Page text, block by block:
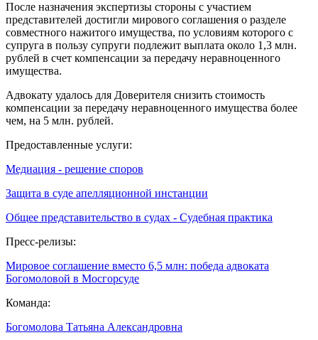
После назначения экспертизы стороны с участием
представителей достигли мирового соглашения о разделе
совместного нажитого имущества, по условиям которого с
супруга в пользу супруги подлежит выплата около 1,3 млн.
рублей в счет компенсации за передачу неравноценного
имущества.
Адвокату удалось для Доверителя снизить стоимость
компенсации за передачу неравноценного имущества более
чем, на 5 млн. рублей.
Предоставленные услуги:
Медиация - решение споров
Защита в суде апелляционной инстанции
Общее представительство в судах - Судебная практика
Пресс-релизы:
Мировое соглашение вместо 6,5 млн: победа адвоката
Богомоловой в Мосгорсуде
Команда:
Богомолова Татьяна Александровна